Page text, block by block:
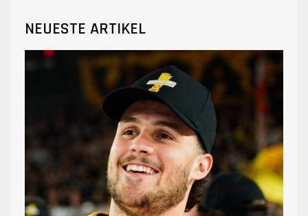
NEUESTE ARTIKEL